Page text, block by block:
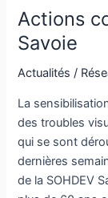
Actions
Savoie
Actualités /
La
des troubles
qui se sont
dernières
de la SOHDEV